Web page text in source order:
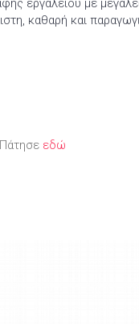
εργαλείου με
καθαρή και
εδώ